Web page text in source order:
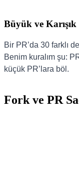
Büyük ve
Bir PR’da 30 farklı
Benim kuralım şu:
küçük PR’lara böl.
Fork ve PR